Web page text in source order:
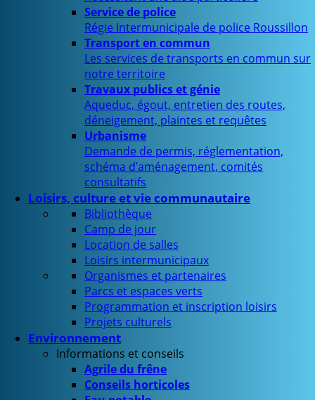
Service de police
Régie Intermunicipale de police Roussillon
Transport en commun
Les services de transports en commun sur
notre territoire
Travaux publics et génie
Aqueduc, égout, entretien des routes,
déneigement, plaintes et requêtes
Urbanisme
Demande de permis, réglementation,
schéma d’aménagement, comités
consultatifs
Loisirs, culture et vie communautaire
Bibliothèque
Camp de jour
Location de salles
Loisirs intermunicipaux
Organismes et partenaires
Parcs et espaces verts
Programmation et inscription loisirs
Projets culturels
Environnement
Informations et conseils
Agrile du frêne
Conseils horticoles